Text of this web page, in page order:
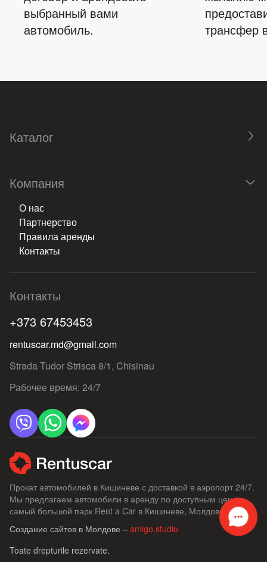
выбранный вами
автомобиль.
трансфер
Прокат автомобилей в Кишиневе с доставкой в ​​аэропорт 24/7.
Мы предлагаем автомобили в аренду по доступным ценам,
самый большой парк Rent a Car в Кишиневе, Молдове.
Создание сайтов в Молдове – amigo.studio
Toate drepturile rezervate.
Каталог
Компания
О нас
Партнерство
Правила аренды
Контакты
Контакты
+373 67453453
rentuscar.md@gmail.com
Strada Tudor Strisca 8/1, Chisinau
Рабочее время: 24/7